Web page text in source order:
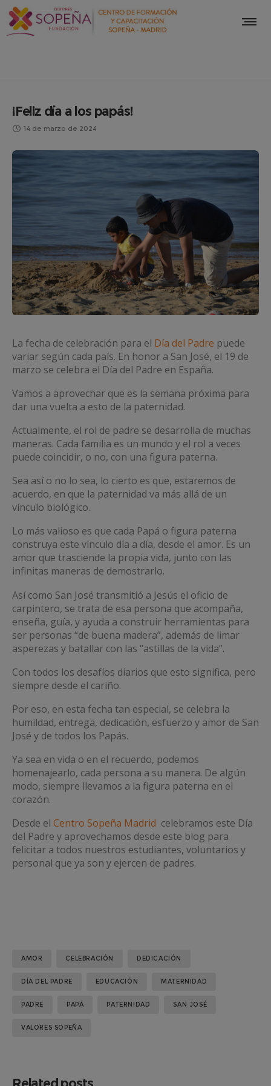
¡Feliz día a los papás!
14 de marzo de 2024
La fecha de celebración para el Día del Padre puede
variar según cada país. En honor a San José, el 19 de
marzo se celebra el Día del Padre en España.
Vamos a aprovechar que es la semana próxima para
dar una vuelta a esto de la paternidad.
Actualmente, el rol de padre se desarrolla de muchas
maneras. Cada familia es un mundo y el rol a veces
puede coincidir, o no, con una figura paterna.
Sea así o no lo sea, lo cierto es que, estaremos de
acuerdo, en que la paternidad va más allá de un
vínculo biológico.
Lo más valioso es que cada Papá o figura paterna
construya este vínculo día a día, desde el amor. Es un
amor que trasciende la propia vida, junto con las
infinitas maneras de demostrarlo.
Así como San José transmitió a Jesús el oficio de
carpintero, se trata de esa persona que acompaña,
enseña, guía, y ayuda a construir herramientas para
ser personas “de buena madera”, además de limar
asperezas y batallar con las “astillas de la vida”.
Con todos los desafíos diarios que esto significa, pero
siempre desde el cariño.
Por eso, en esta fecha tan especial, se celebra la
humildad, entrega, dedicación, esfuerzo y amor de San
José y de todos los Papás.
Ya sea en vida o en el recuerdo, podemos
homenajearlo, cada persona a su manera. De algún
modo, siempre llevamos a la figura paterna en el
corazón.
Desde el Centro Sopeña Madrid celebramos este Día
del Padre y aprovechamos desde este blog para
felicitar a todos nuestros estudiantes, voluntarios y
personal que ya son y ejercen de padres.
AMOR CELEBRACIÓN DEDICACIÓN
DÍA DEL PADRE EDUCACIÓN MATERNIDAD
PADRE PAPÁ PATERNIDAD SAN JOSÉ
VALORES SOPEÑA